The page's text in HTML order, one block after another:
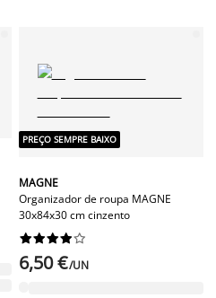
PREÇO SEMPRE BAIXO
MAGNE
Organizador de roupa MAGNE
30x84x30 cm cinzento






6,50 €/UN